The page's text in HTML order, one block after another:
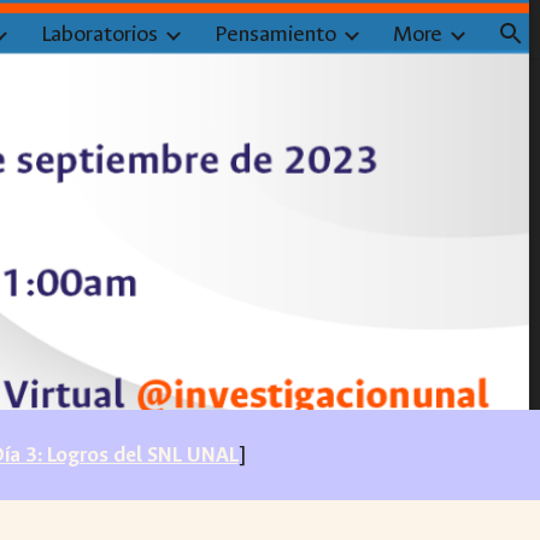
Laboratorios Pensamiento More
3: Logros del SNL UNAL]